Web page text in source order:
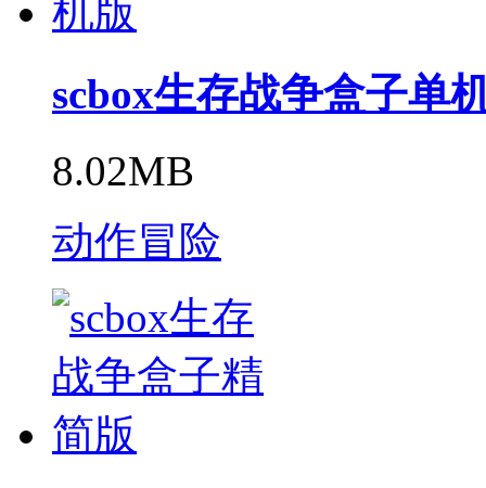
scbox生存战争盒子单
8.02MB
动作冒险